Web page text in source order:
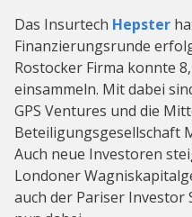
Das Insurtech Hepster
Finanzierungsrunde
Rostocker Firma konnte
einsammeln. Mit dabei
GPS Ventures und die
Beteiligungsgesellschaft
Auch neue Investoren
Londoner
auch der Pariser Investor